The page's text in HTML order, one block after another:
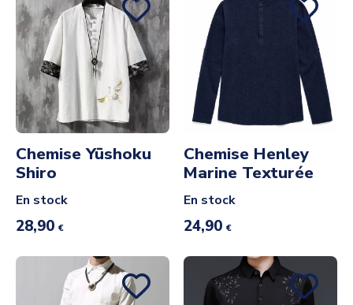
Chemise Yūshoku
Shiro
En stock
28,90 €
Chemise Henley
Marine Texturée
En stock
24,90 €